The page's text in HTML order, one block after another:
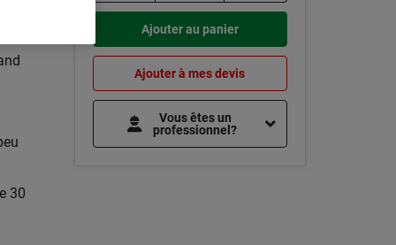
30
Ajouter au panier
Ajouter à mes devis
Vous êtes un
professionnel?